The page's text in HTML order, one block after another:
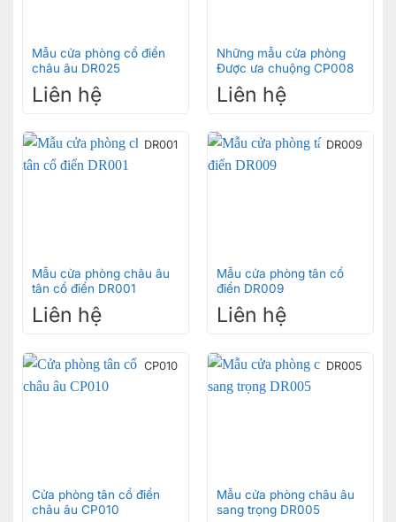
Mẫu cửa phòng cổ điển
châu âu DR025
Liên hệ
Những mẫu cửa phòng
Được ưa chuộng CP008
Liên hệ
DR001
Mẫu cửa phòng châu âu
tân cổ điển DR001
Liên hệ
DR009
Mẫu cửa phòng tân cổ
điển DR009
Liên hệ
CP010
Cửa phòng tân cổ điển
châu âu CP010
DR005
Mẫu cửa phòng châu âu
sang trọng DR005